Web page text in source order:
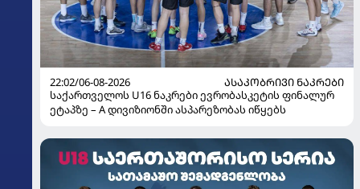
22:02/06-08-2026
ᲐᲡᲐᲙᲝᲑᲠᲘᲕᲘ ᲜᲐᲙᲠᲔᲑᲘ
საქართველოს U16 ნაკრები ევრობასკეტის ფინალურ
ეტაპზე – A დივიზიონში ასპარეზობას იწყებს